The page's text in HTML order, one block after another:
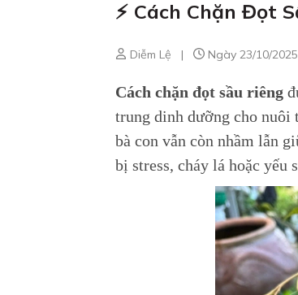
⚡ Cách Chặn Đọt
Diễm Lệ | Ngày 23/10/2025
Cách chặn đọt sầu riêng
trung dinh dưỡng cho nuôi
bà con vẫn còn nhầm lẫn
bị stress, cháy lá hoặc yếu